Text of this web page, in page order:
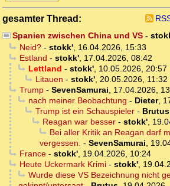
gesamter Thread:
Spanien zwischen China und VS-
Neid?- stokk', 16.04.2026, 15:33
Estland - stokk', 17.04.2026, 08:42
Lettland - stokk', 10.05.2026, 20:57
Litauen - stokk', 20.05.2026, 11:32
Trump- SevenSamurai, 17.04.2026,
nach meiner Beobachtung - Dieter,
Trump ist ein Schauspieler- Brutus
Reagan war besser- stokk',
Bei aller Kritik an Reagan darf
vergessen. - SevenSamurai,
France- stokk', 19.04.2026, 10:24
Heute Uckermark Krimi- stokk',
Wurde diese VS Bezeichnung nicht